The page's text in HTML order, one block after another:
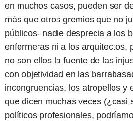
en muchos casos, pueden ser
más que otros gremios que no
públicos- nadie desprecia a los
enfermeras ni a los arquitectos,
no son ellos la fuente de las
con objetividad en las
incongruencias, los atropellos y
que dicen muchas veces (¿casi
políticos profesionales,